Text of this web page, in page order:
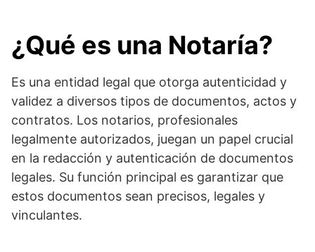
¿Qué es una Notaría?
Es una entidad legal que otorga autenticidad y
validez a diversos tipos de documentos, actos y
contratos. Los notarios, profesionales
legalmente autorizados, juegan un papel crucial
en la redacción y autenticación de documentos
legales. Su función principal es garantizar que
estos documentos sean precisos, legales y
vinculantes.